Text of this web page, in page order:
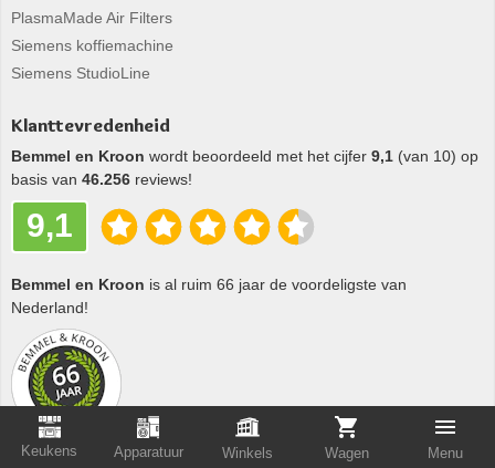
Keukens Apparatuur Winkels Wagen Menu
PlasmaMade Air Filters
Siemens koffiemachine
Siemens StudioLine
Klanttevredenheid
Bemmel en Kroon wordt beoordeeld met het cijfer 9,1 (van 10) op
basis van 46.256 reviews!
9,1
Bemmel en Kroon is al ruim 66 jaar de voordeligste van
Nederland!